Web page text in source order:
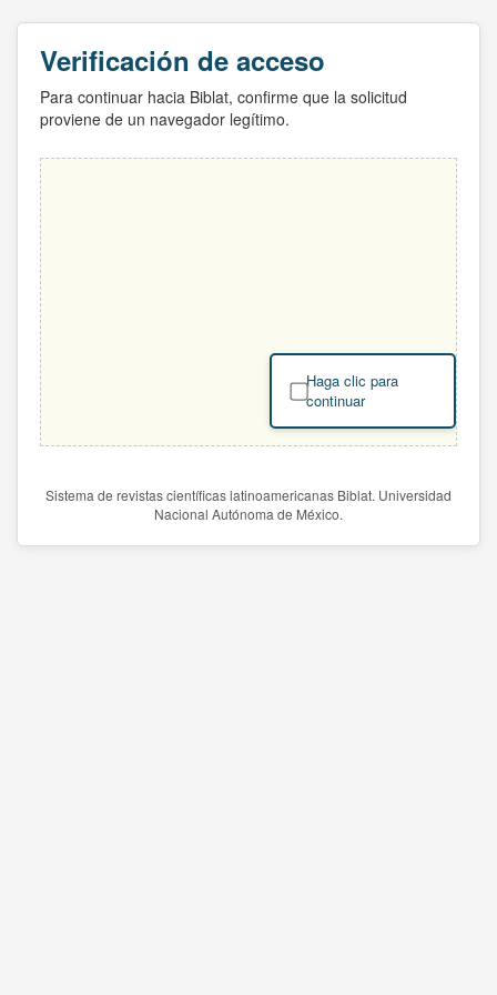
Verificación de acceso
Para continuar hacia Biblat, confirme que la solicitud
proviene de un navegador legítimo.
Haga clic para
continuar
Sistema de revistas científicas latinoamericanas Biblat. Universidad
Nacional Autónoma de México.